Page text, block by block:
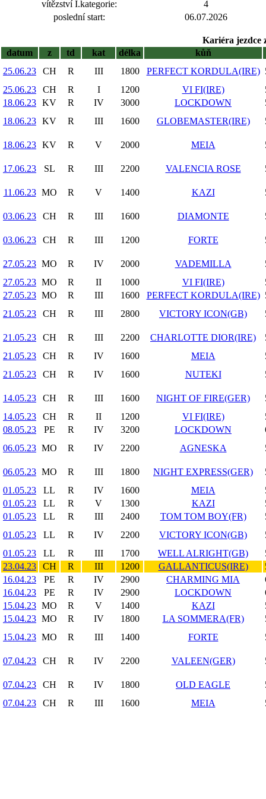
vítězství I.kategorie:
4
poslední start:
06.07.2026
Kariéra jezdce
datum
z td kat délka
kůň
25.06.23
CH R III 1800 PERFECT KORDULA(IRE)
25.06.23
CH R I 1200 VI FI(IRE)
18.06.23 KV R IV 3000 LOCKDOWN
18.06.23 KV R III 1600 GLOBEMASTER(IRE)
18.06.23 KV R V 2000 MEIA
17.06.23 SL R III 2200 VALENCIA ROSE
11.06.23 MO R V 1400 KAZI
03.06.23 CH R III 1600 DIAMONTE
03.06.23 CH R III 1200 FORTE
27.05.23 MO R IV 2000 VADEMILLA
27.05.23 MO R II 1000 VI FI(IRE)
27.05.23 MO R III 1600 PERFECT KORDULA(IRE)
21.05.23
CH R III 2800 VICTORY ICON(GB)
21.05.23 CH R III 2200 CHARLOTTE DIOR(IRE)
21.05.23
CH R IV 1600 MEIA
21.05.23
CH R IV 1600 NUTEKI
14.05.23 CH R III 1600 NIGHT OF FIRE(GER)
14.05.23
CH R II 1200 VI FI(IRE)
08.05.23
PE R IV 3200 LOCKDOWN
06.05.23 MO R IV 2200 AGNESKA
06.05.23 MO R III 1800 NIGHT EXPRESS(GER)
01.05.23
LL R IV 1600 MEIA
01.05.23
LL R V 1300 KAZI
01.05.23
LL R III 2400 TOM TOM BOY(FR)
01.05.23
LL R IV 2200 VICTORY ICON(GB)
01.05.23
LL R III 1700 WELL ALRIGHT(GB)
23.04.23
CH R III 1200 GALLANTICUS(IRE)
16.04.23
PE R IV 2900 CHARMING MIA
16.04.23
PE R IV 2900 LOCKDOWN
15.04.23 MO R V 1400 KAZI
15.04.23 MO R IV 1800 LA SOMMERA(FR)
15.04.23 MO R III 1400 FORTE
07.04.23 CH R IV 2200 VALEEN(GER)
07.04.23 CH R IV 1800 OLD EAGLE
07.04.23
CH R III 1600 MEIA